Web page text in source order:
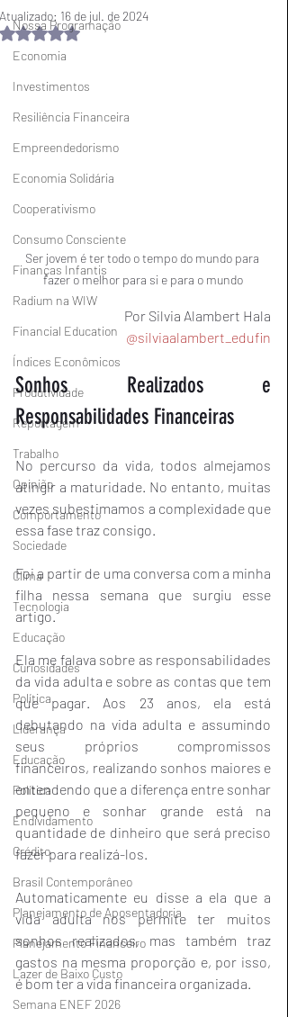
Nossa Programação
Economia
Investimentos
Resiliência Financeira
Empreendedorismo
Economia Solidária
Cooperativismo
Consumo Consciente
Finanças Infantis
Radium na WIW
Financial Education
Índices Econômicos
Produtividade
Reportagem
Trabalho
Opinião
Comportamento
Sociedade
Clima
Tecnologia
Educação
Curiosidades
Política
Liderança
Educação
Política
Endividamento
Crédito
Brasil Contemporâneo
Planejamento de Aposentadoria
Planejamento Financeiro
Lazer de Baixo Custo
Semana ENEF 2026
Atualizado: 16 de jul. de 2024
Avaliado com NaN de 5 estrelas.
Ser jovem é ter todo o tempo do mundo para
fazer o melhor para si e para o mundo
Por Silvia Alambert Hala
@silviaalambert_edufin
Sonhos Realizados e
Responsabilidades Financeiras
No percurso da vida, todos almejamos
atingir a maturidade. No entanto, muitas
vezes subestimamos a complexidade que
essa fase traz consigo.
Foi a partir de uma conversa com a minha
filha nessa semana que surgiu esse
artigo.
Ela me falava sobre as responsabilidades
da vida adulta e sobre as contas que tem
que pagar. Aos 23 anos, ela está
debutando na vida adulta e assumindo
seus próprios compromissos
financeiros, realizando sonhos maiores e
entendendo que a diferença entre sonhar
pequeno e sonhar grande está na
quantidade de dinheiro que será preciso
fazer para realizá-los.
Automaticamente eu disse a ela que a
vida adulta nos permite ter muitos
sonhos realizados, mas também traz
gastos na mesma proporção e, por isso,
é bom ter a vida financeira organizada.